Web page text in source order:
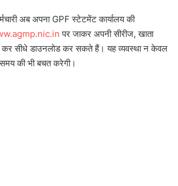
अब अपना GPF स्टेटमेंट कार्यालय की
पर जाकर अपनी सीरीज, खाता
कर सीधे डाउनलोड कर सकते हैं। यह व्यवस्था न केवल
समय की भी बचत करेगी।